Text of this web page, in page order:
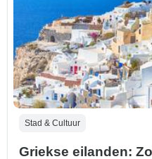
Stad & Cultuur
Griekse eilanden: